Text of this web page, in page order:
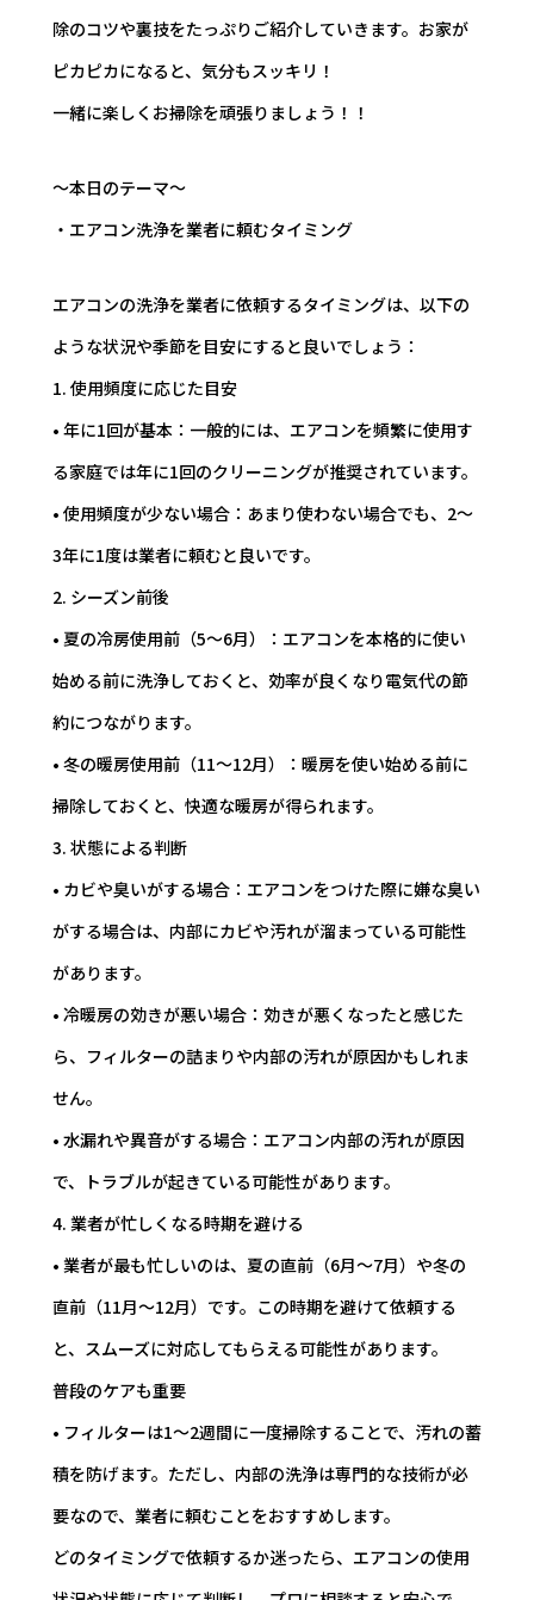
除のコツや裏技をたっぷりご紹介していきます。お家が
ピカピカになると、気分もスッキリ！
一緒に楽しくお掃除を頑張りましょう！！
～本日のテーマ～
・エアコン洗浄を業者に頼むタイミング
エアコンの洗浄を業者に依頼するタイミングは、以下の
ような状況や季節を目安にすると良いでしょう：
1. 使用頻度に応じた目安
• 年に1回が基本：一般的には、エアコンを頻繁に使用す
る家庭では年に1回のクリーニングが推奨されています。
• 使用頻度が少ない場合：あまり使わない場合でも、2～
3年に1度は業者に頼むと良いです。
2. シーズン前後
• 夏の冷房使用前（5～6月）：エアコンを本格的に使い
始める前に洗浄しておくと、効率が良くなり電気代の節
約につながります。
• 冬の暖房使用前（11～12月）：暖房を使い始める前に
掃除しておくと、快適な暖房が得られます。
3. 状態による判断
• カビや臭いがする場合：エアコンをつけた際に嫌な臭い
がする場合は、内部にカビや汚れが溜まっている可能性
があります。
• 冷暖房の効きが悪い場合：効きが悪くなったと感じた
ら、フィルターの詰まりや内部の汚れが原因かもしれま
せん。
• 水漏れや異音がする場合：エアコン内部の汚れが原因
で、トラブルが起きている可能性があります。
4. 業者が忙しくなる時期を避ける
• 業者が最も忙しいのは、夏の直前（6月～7月）や冬の
直前（11月～12月）です。この時期を避けて依頼する
と、スムーズに対応してもらえる可能性があります。
普段のケアも重要
• フィルターは1～2週間に一度掃除することで、汚れの蓄
積を防げます。ただし、内部の洗浄は専門的な技術が必
要なので、業者に頼むことをおすすめします。
どのタイミングで依頼するか迷ったら、エアコンの使用